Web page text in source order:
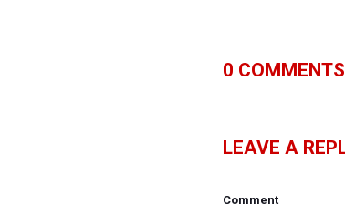
0 COMMENTS
LEAVE A
Comment